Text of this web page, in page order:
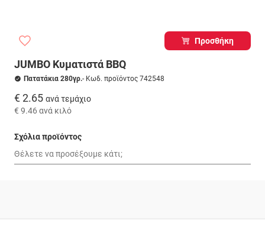
Προσθήκη
JUMBO Κυματιστά BBQ
Πατατάκια 280γρ.- Κωδ. προϊόντος 742548
€ 2.65 ανά τεμάχιο
€ 9.46 ανά κιλό
Σχόλια προϊόντος